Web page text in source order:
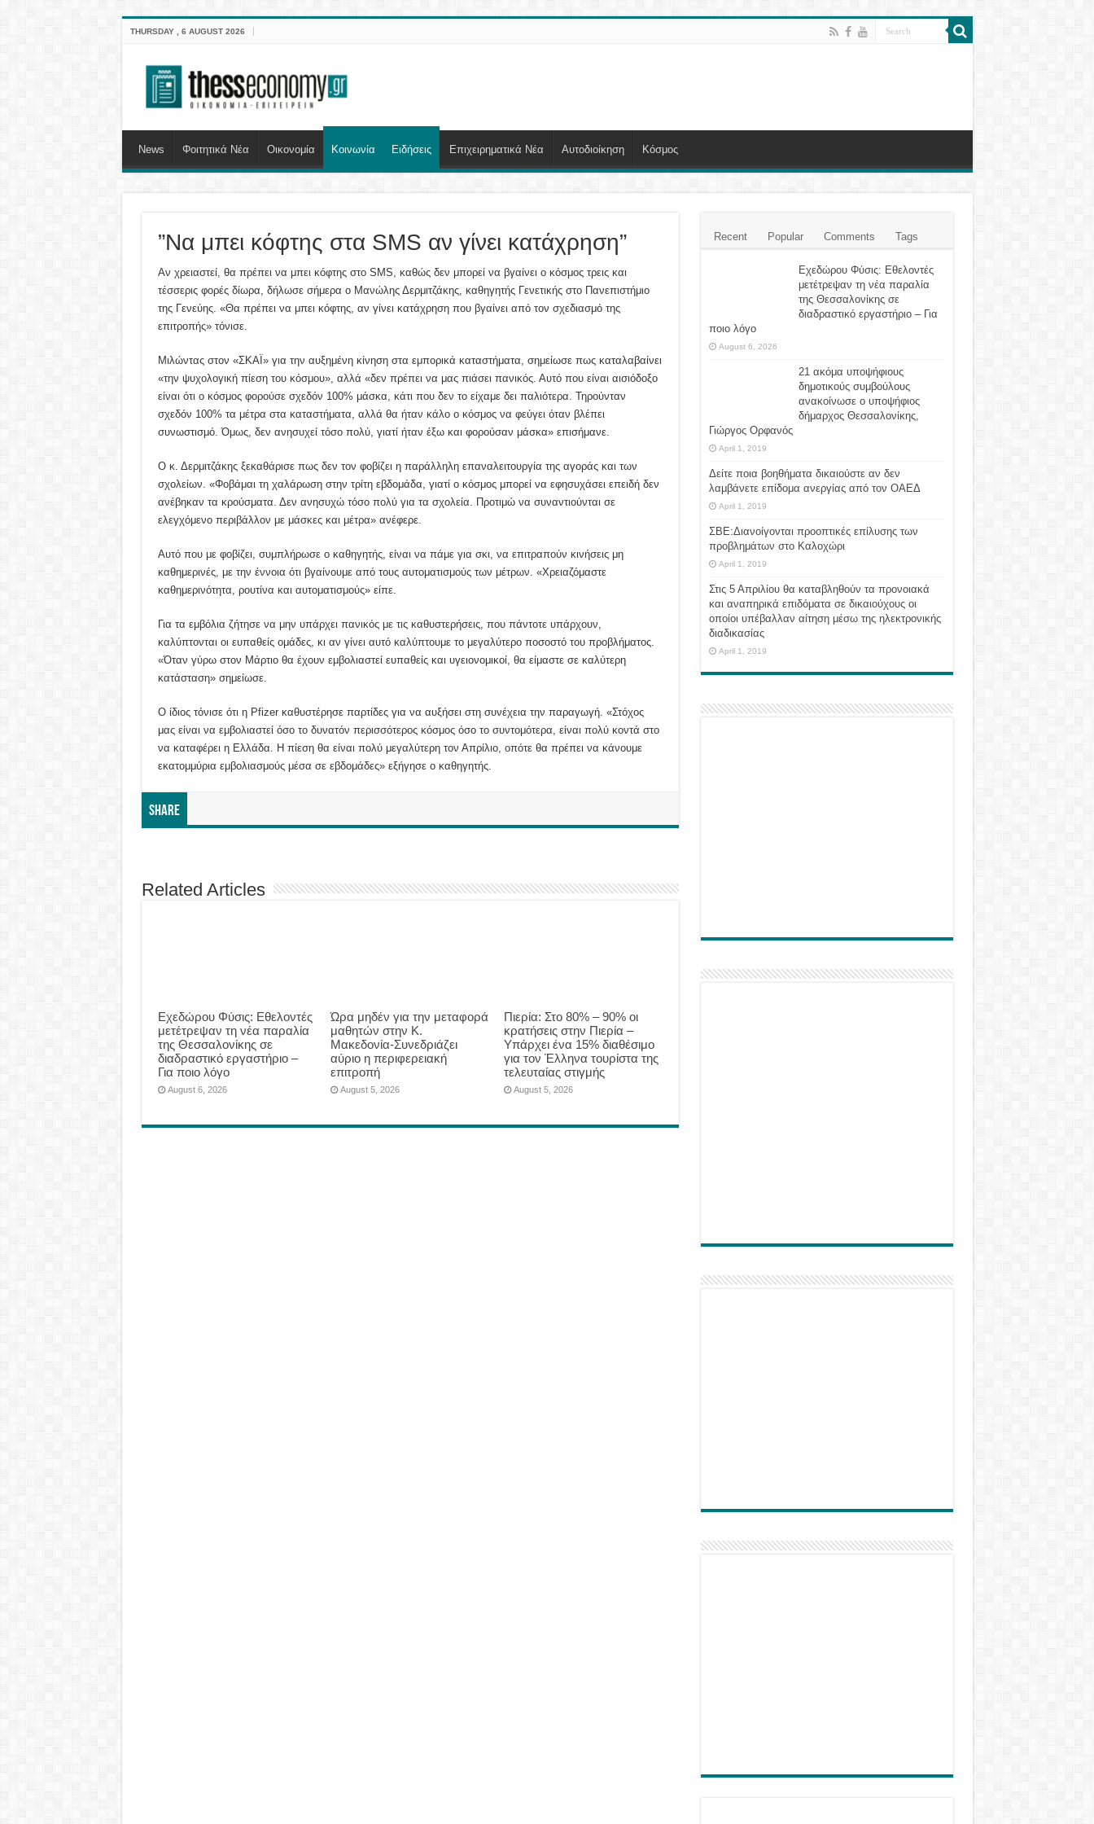
THURSDAY , 6 AUGUST 2026
News Φοιτητικά Νέα Οικονομία Κοινωνία Ειδήσεις Επιχειρηματικά Νέα Αυτοδιοίκηση Κόσμος
”Να μπει κόφτης στα SMS αν γίνει κατάχρηση”
Αν χρειαστεί, θα πρέπει να μπει κόφτης στο SMS, καθώς δεν μπορεί να βγαίνει ο κόσμος τρεις και
τέσσερις φορές δίωρα, δήλωσε σήμερα ο Μανώλης Δερμιτζάκης, καθηγητής Γενετικής στο Πανεπιστήμιο
της Γενεύης. «Θα πρέπει να μπει κόφτης, αν γίνει κατάχρηση που βγαίνει από τον σχεδιασμό της
επιτροπής» τόνισε.
Μιλώντας στον «ΣΚΑΪ» για την αυξημένη κίνηση στα εμπορικά καταστήματα, σημείωσε πως καταλαβαίνει
«την ψυχολογική πίεση του κόσμου», αλλά «δεν πρέπει να μας πιάσει πανικός. Αυτό που είναι αισιόδοξο
είναι ότι ο κόσμος φορούσε σχεδόν 100% μάσκα, κάτι που δεν το είχαμε δει παλιότερα. Τηρούνταν
σχεδόν 100% τα μέτρα στα καταστήματα, αλλά θα ήταν κάλο ο κόσμος να φεύγει όταν βλέπει
συνωστισμό. Όμως, δεν ανησυχεί τόσο πολύ, γιατί ήταν έξω και φορούσαν μάσκα» επισήμανε.
Ο κ. Δερμιτζάκης ξεκαθάρισε πως δεν τον φοβίζει η παράλληλη επαναλειτουργία της αγοράς και των
σχολείων. «Φοβάμαι τη χαλάρωση στην τρίτη εβδομάδα, γιατί ο κόσμος μπορεί να εφησυχάσει επειδή δεν
ανέβηκαν τα κρούσματα. Δεν ανησυχώ τόσο πολύ για τα σχολεία. Προτιμώ να συναντιούνται σε
ελεγχόμενο περιβάλλον με μάσκες και μέτρα» ανέφερε.
Αυτό που με φοβίζει, συμπλήρωσε ο καθηγητής, είναι να πάμε για σκι, να επιτραπούν κινήσεις μη
καθημερινές, με την έννοια ότι βγαίνουμε από τους αυτοματισμούς των μέτρων. «Χρειαζόμαστε
καθημερινότητα, ρουτίνα και αυτοματισμούς» είπε.
Για τα εμβόλια ζήτησε να μην υπάρχει πανικός με τις καθυστερήσεις, που πάντοτε υπάρχουν,
καλύπτονται οι ευπαθείς ομάδες, κι αν γίνει αυτό καλύπτουμε το μεγαλύτερο ποσοστό του προβλήματος.
«Όταν γύρω στον Μάρτιο θα έχουν εμβολιαστεί ευπαθείς και υγειονομικοί, θα είμαστε σε καλύτερη
κατάσταση» σημείωσε.
Ο ίδιος τόνισε ότι η Pfizer καθυστέρησε παρτίδες για να αυξήσει στη συνέχεια την παραγωγή. «Στόχος
μας είναι να εμβολιαστεί όσο το δυνατόν περισσότερος κόσμος όσο το συντομότερα, είναι πολύ κοντά στο
να καταφέρει η Ελλάδα. Η πίεση θα είναι πολύ μεγαλύτερη τον Απρίλιο, οπότε θα πρέπει να κάνουμε
εκατομμύρια εμβολιασμούς μέσα σε εβδομάδες» εξήγησε ο καθηγητής.
Share
Related Articles
Eχεδώρου Φύσις: Εθελοντές
μετέτρεψαν τη νέα παραλία
της Θεσσαλονίκης σε
διαδραστικό εργαστήριο –
Για ποιο λόγο
August 6, 2026
Ώρα μηδέν για την μεταφορά
μαθητών στην Κ.
Μακεδονία-Συνεδριάζει
αύριο η περιφερειακή
επιτροπή
August 5, 2026
Πιερία: Στο 80% – 90% οι
κρατήσεις στην Πιερία –
Υπάρχει ένα 15% διαθέσιμο
για τον Έλληνα τουρίστα της
τελευταίας στιγμής
August 5, 2026
Recent Popular Comments Tags
Eχεδώρου Φύσις: Εθελοντές
μετέτρεψαν τη νέα παραλία
της Θεσσαλονίκης σε
διαδραστικό εργαστήριο – Για
ποιο λόγο
August 6, 2026
21 ακόμα υποψήφιους
δημοτικούς συμβούλους
ανακοίνωσε ο υποψήφιος
δήμαρχος Θεσσαλονίκης,
Γιώργος Ορφανός
April 1, 2019
Δείτε ποια βοηθήματα δικαιούστε αν δεν
λαμβάνετε επίδομα ανεργίας από τον ΟΑΕΔ
April 1, 2019
ΣΒΕ:Διανοίγονται προοπτικές επίλυσης των
προβλημάτων στο Καλοχώρι
April 1, 2019
Στις 5 Απριλίου θα καταβληθούν τα προνοιακά
και αναπηρικά επιδόματα σε δικαιούχους οι
οποίοι υπέβαλλαν αίτηση μέσω της ηλεκτρονικής
διαδικασίας
April 1, 2019